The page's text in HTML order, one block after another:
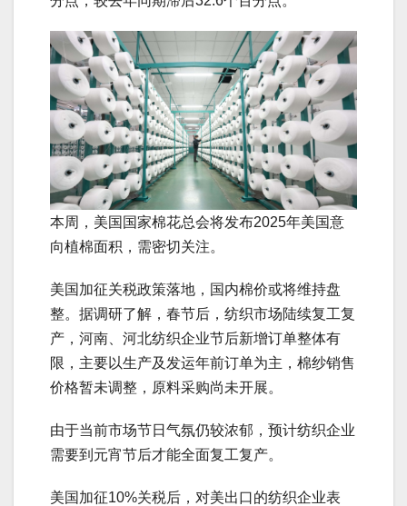
本周，美国国家棉花总会将发布2025年美国意
向植棉面积，需密切关注。
美国加征关税政策落地，国内棉价或将维持盘
整。据调研了解，春节后，纺织市场陆续复工复
产，河南、河北纺织企业节后新增订单整体有
限，主要以生产及发运年前订单为主，棉纱销售
价格暂未调整，原料采购尚未开展。
由于当前市场节日气氛仍较浓郁，预计纺织企业
需要到元宵节后才能全面复工复产。
美国加征10%关税后，对美出口的纺织企业表